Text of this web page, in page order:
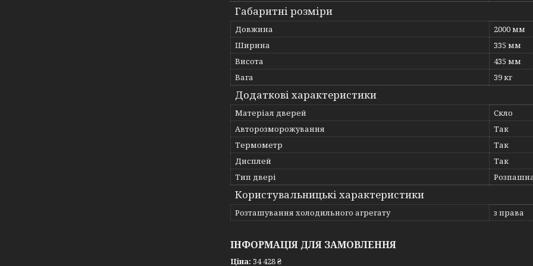
Габаритні розміри
Довжина
2000 мм
Ширина
335 мм
Висота
435 мм
Вага
39 кг
Додаткові характеристики
Матеріал дверей
Скло
Авторозморожування
Так
Термометр
Так
Дисплей
Так
Тип двері
Користувальницькі характеристики
Розташування холодильного агрегату з права
ІНФОРМАЦІЯ ДЛЯ ЗАМОВЛЕННЯ
Ціна: 34 428 ₴